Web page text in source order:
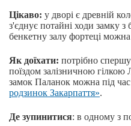
Цікаво: у дворі є древній
з'єднує потайні ходи замку
бенкетну залу фортеці
Як доїхати: потрібно
поїздом залізничною гілкою
замок Паланок можна під час
родзинок Закарпаття».
Де зупинитися: в одному з